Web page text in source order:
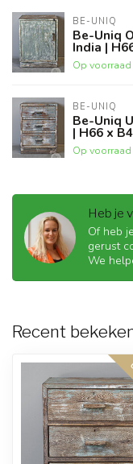
BE-UNIQ
Be-Uniq
India |
Op voorraad
BE-UNIQ
Be-Uniq
| H66 x
Op voorraad
Heb je
Of heb
gerust
We
Recent